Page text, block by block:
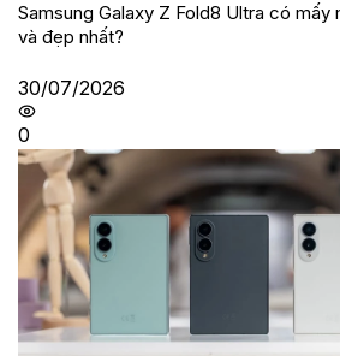
Samsung Galaxy Z Fold8 Ultra có mấy
và đẹp nhất?
30/07/2026
0